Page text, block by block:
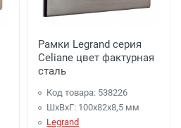
Рамки Legrand серия
Celiane цвет фактурная
сталь
Код товара: 538226
ШхВхГ: 100x82x8,5 мм
Legrand